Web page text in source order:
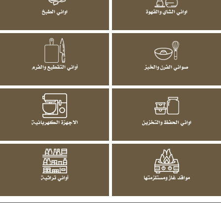
اواني الشاي والقهوة اواني الطبخ
صواني الفرن والخبز أواني التقطيع والفرم
اواني الحفظ والتخزين الاجهزة الكهربائية
مواقد غاز ومستلزمتها أواني تراثية